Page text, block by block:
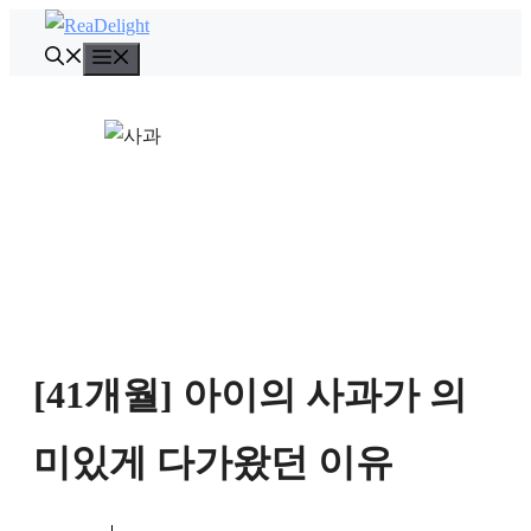
뉴
[41개월] 아이의 사과가 의
미있게 다가왔던 이유